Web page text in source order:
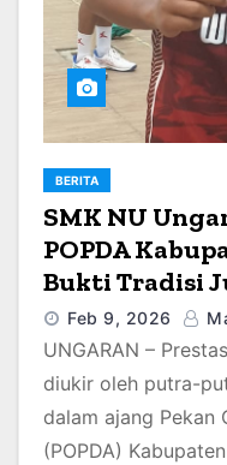
BERITA
SMK NU
POPDA
Bukti Tradisi
Feb 9, 2026
UNGARAN –
diukir oleh putra-
dalam ajang Pekan
(POPDA)